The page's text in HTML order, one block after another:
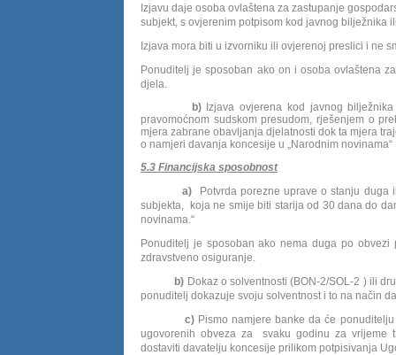
Izjavu daje osoba ovlaštena za zastupanje
subjekt, s ovjerenim potpisom kod javnog bilježnika
Izjava mora biti u izvorniku ili ovjerenoj preslici i ne
Ponuditelj je sposoban ako on i osoba ovlaštena
djela.
b) Izjava ovjerena kod javnog
pravomoćnom sudskom presudom, rješenjem o
mjera zabrane obavljanja djelatnosti dok ta mjera
o namjeri davanja koncesije u „Narodnim novinama“
5.3 Financijska sposobnost
a) Potvrda porezne uprave o stanju duga
subjekta, koja ne smije biti starija od 30 dana do
novinama.“
Ponuditelj je sposoban ako nema duga po
zdravstveno osiguranje.
b) Dokaz o solventnosti (BON-2/SOL-2 ) ili
ponuditelj dokazuje svoju solventnost i to na način
c)Pismo namjere banke da će
ugovorenih obveza za svaku godinu za vrijeme
dostaviti davatelju koncesije prilikom potpisivanja